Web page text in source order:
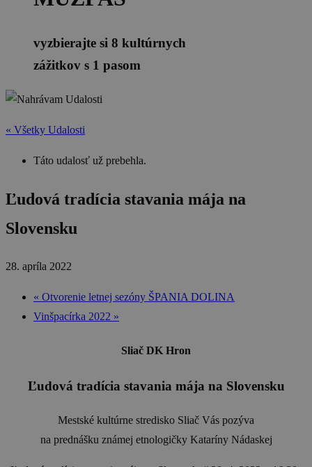
vyzbierajte si 8 kultúrnych
zážitkov s 1 pasom
« Všetky Udalosti
Táto udalosť už prebehla.
Ľudová tradícia stavania mája na
Slovensku
28. apríla 2022
« Otvorenie letnej sezóny ŠPANIA DOLINA
Vinšpacírka 2022 »
Sliač DK Hron
Ľudová tradícia stavania mája na Slovensku
Mestské kultúrne stredisko Sliač Vás pozýva
na prednášku známej etnologičky Kataríny Nádaskej